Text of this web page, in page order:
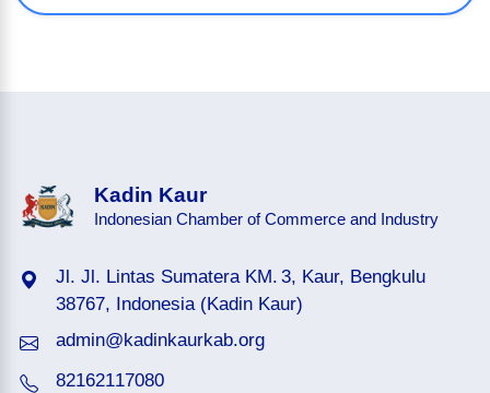
Kadin Kaur
Indonesian Chamber of Commerce and Industry
Jl. Jl. Lintas Sumatera KM. 3, Kaur, Bengkulu
38767, Indonesia (Kadin Kaur)
admin@kadinkaurkab.org
82162117080